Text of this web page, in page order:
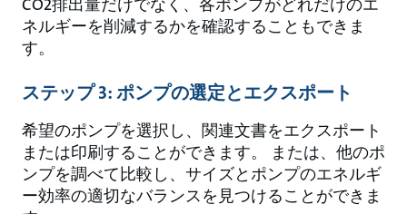
CO2排出量だけでなく、各ポンプがどれだけのエ
ネルギーを削減するかを確認することもできま
す。
ステップ 3: ポンプの選定とエクスポート
希望のポンプを選択し、関連文書をエクスポート
または印刷することができます。 または、他のポ
ンプを調べて比較し、サイズとポンプのエネルギ
ー効率の適切なバランスを見つけることができま